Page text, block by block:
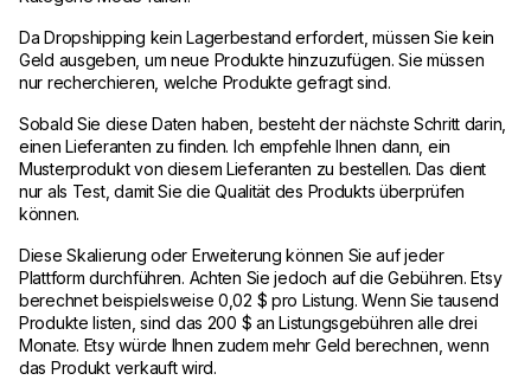
Da Dropshipping kein Lagerbestand erfordert, müssen Sie kein
Geld ausgeben, um neue Produkte hinzuzufügen. Sie müssen
nur recherchieren, welche Produkte gefragt sind.
Sobald Sie diese Daten haben, besteht der nächste Schritt darin,
einen Lieferanten zu finden. Ich empfehle Ihnen dann, ein
Musterprodukt von diesem Lieferanten zu bestellen. Das dient
nur als Test, damit Sie die Qualität des Produkts überprüfen
können.
Diese Skalierung oder Erweiterung können Sie auf jeder
Plattform durchführen. Achten Sie jedoch auf die Gebühren. Etsy
berechnet beispielsweise 0,02 $ pro Listung. Wenn Sie tausend
Produkte listen, sind das 200 $ an Listungsgebühren alle drei
Monate. Etsy würde Ihnen zudem mehr Geld berechnen, wenn
das Produkt verkauft wird.